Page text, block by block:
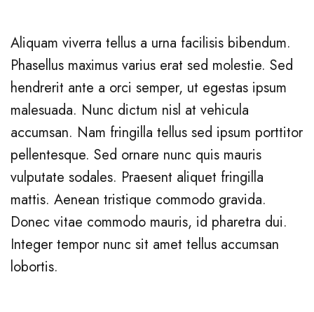
Aliquam viverra tellus a urna facilisis bibendum.
Phasellus maximus varius erat sed molestie. Sed
hendrerit ante a orci semper, ut egestas ipsum
malesuada. Nunc dictum nisl at vehicula
accumsan. Nam fringilla tellus sed ipsum porttitor
pellentesque. Sed ornare nunc quis mauris
vulputate sodales. Praesent aliquet fringilla
mattis. Aenean tristique commodo gravida.
Donec vitae commodo mauris, id pharetra dui.
Integer tempor nunc sit amet tellus accumsan
lobortis.